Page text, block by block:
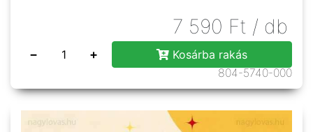
7 590 Ft / db
− +
Kosárba rakás
804-5740-000